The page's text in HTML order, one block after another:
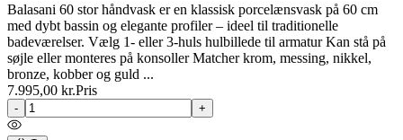
Balasani 60 stor håndvask er en klassisk porcelænsvask på 60 cm
med dybt bassin og elegante profiler – ideel til traditionelle
badeværelser. Vælg 1- eller 3-huls hulbillede til armatur Kan stå på
søjle eller monteres på konsoller Matcher krom, messing, nikkel,
bronze, kobber og guld ...
7.995,00 kr.Pris
- +